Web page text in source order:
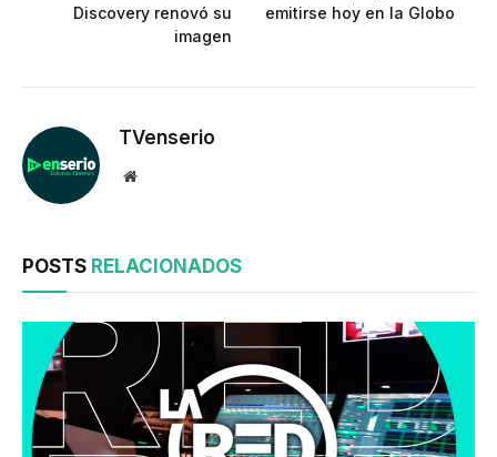
Discovery renovó su
imagen
emitirse hoy en la Globo
TVenserio
Website
POSTS RELACIONADOS